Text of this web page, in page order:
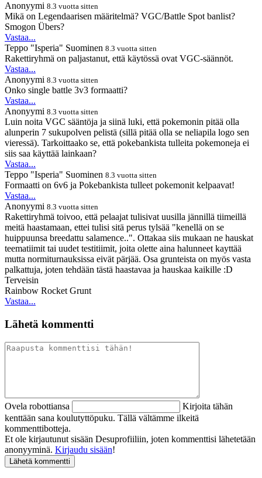
Anonyymi 8.3 vuotta sitten
Mikä on Legendaarisen määritelmä? VGC/Battle Spot banlist?
Smogon Übers?
Vastaa...
Teppo "Isperia" Suominen 8.3 vuotta sitten
Rakettiryhmä on paljastanut, että käytössä ovat VGC-säännöt.
Vastaa...
Anonyymi 8.3 vuotta sitten
Onko single battle 3v3 formaatti?
Vastaa...
Anonyymi 8.3 vuotta sitten
Luin noita VGC sääntöja ja siinä luki, että pokemonin pitää olla
alunperin 7 sukupolven pelistä (sillä pitää olla se neliapila logo sen
vieressä). Tarkoittaako se, että pokebankista tulleita pokemoneja ei
siis saa käyttää lainkaan?
Vastaa...
Teppo "Isperia" Suominen 8.3 vuotta sitten
Formaatti on 6v6 ja Pokebankista tulleet pokemonit kelpaavat!
Vastaa...
Anonyymi 8.3 vuotta sitten
Rakettiryhmä toivoo, että pelaajat tulisivat uusilla jännillä tiimeillä
meitä haastamaan, ettei tulisi sitä perus tylsää "kenellä on se
huippuunsa breedattu salamence..". Ottakaa siis mukaan ne hauskat
teematiimit tai uudet testitiimit, joita olette aina halunneet kayttää
mutta normiturnauksissa eivät pärjää. Osa grunteista on myös vasta
palkattuja, joten tehdään tästä haastavaa ja hauskaa kaikille :D
Terveisin
Rainbow Rocket Grunt
Vastaa...
Lähetä kommentti
Ovela robottiansa
Kirjoita tähän
kenttään sana koulutyttöpuku. Tällä vältämme ilkeitä
kommenttibotteja.
Et ole kirjautunut sisään Desuprofiiliin, joten kommenttisi lähetetään
anonyyminä. Kirjaudu sisään!